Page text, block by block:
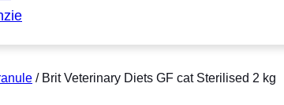
/ Brit Veterinary Diets GF cat Sterilised 2 kg